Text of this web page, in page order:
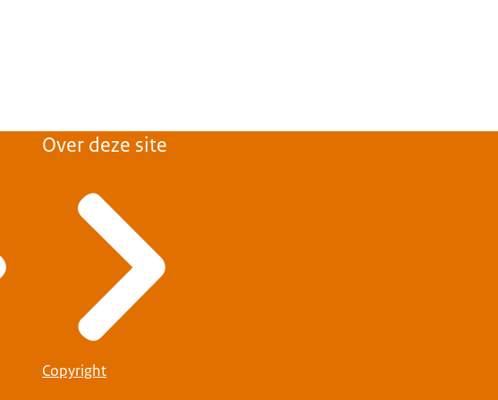
van deze model overeenkomst
Over deze site
Copyright